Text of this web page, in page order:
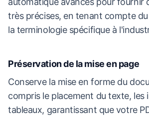
très précises, en tenant compte
la terminologie spécifique à
Préservation de la mise en page
Conserve la mise en forme du
compris le placement du texte, les
tableaux, garantissant que votre